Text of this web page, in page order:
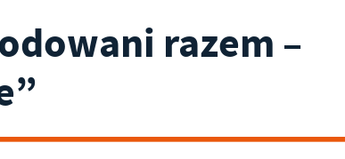
razem –